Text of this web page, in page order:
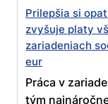
Prilepšia si
zvyšuje platy
zariadeniach
eur
Práca v
tým